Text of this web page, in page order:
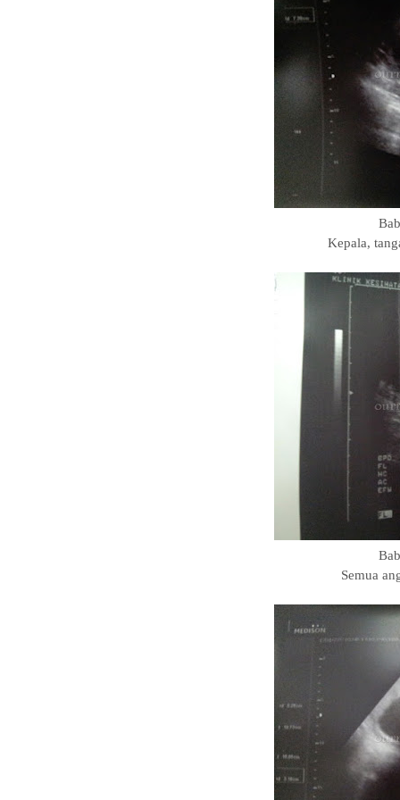
Kepala,
Semua